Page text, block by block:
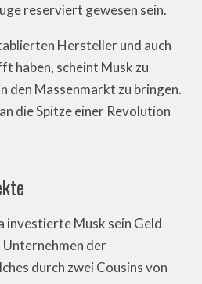
reserviert gewesen sein.
Hersteller und auch
haben, scheint Musk zu
den Massenmarkt zu bringen.
die Spitze einer Revolution
investierte Musk sein Geld
Unternehmen der
durch zwei Cousins von